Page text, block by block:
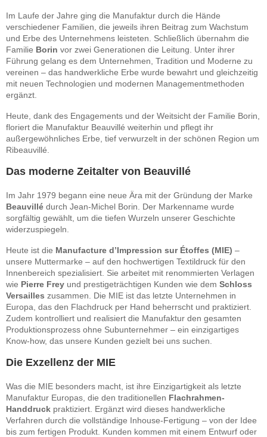
Im Laufe der Jahre ging die Manufaktur durch die Hände
verschiedener Familien, die jeweils ihren Beitrag zum Wachstum
und Erbe des Unternehmens leisteten. Schließlich übernahm die
Familie Borin vor zwei Generationen die Leitung. Unter ihrer
Führung gelang es dem Unternehmen, Tradition und Moderne zu
vereinen – das handwerkliche Erbe wurde bewahrt und gleichzeitig
mit neuen Technologien und modernen Managementmethoden
ergänzt.
Heute, dank des Engagements und der Weitsicht der Familie Borin,
floriert die Manufaktur Beauvillé weiterhin und pflegt ihr
außergewöhnliches Erbe, tief verwurzelt in der schönen Region um
Ribeauvillé.
Das moderne Zeitalter von Beauvillé
Im Jahr 1979 begann eine neue Ära mit der Gründung der Marke
Beauvillé durch Jean-Michel Borin. Der Markenname wurde
sorgfältig gewählt, um die tiefen Wurzeln unserer Geschichte
widerzuspiegeln.
Heute ist die Manufacture d’Impression sur Étoffes (MIE) –
unsere Muttermarke – auf den hochwertigen Textildruck für den
Innenbereich spezialisiert. Sie arbeitet mit renommierten Verlagen
wie Pierre Frey und prestigeträchtigen Kunden wie dem Schloss
Versailles zusammen. Die MIE ist das letzte Unternehmen in
Europa, das den Flachdruck per Hand beherrscht und praktiziert.
Zudem kontrolliert und realisiert die Manufaktur den gesamten
Produktionsprozess ohne Subunternehmer – ein einzigartiges
Know-how, das unsere Kunden gezielt bei uns suchen.
Die Exzellenz der MIE
Was die MIE besonders macht, ist ihre Einzigartigkeit als letzte
Manufaktur Europas, die den traditionellen Flachrahmen-
Handdruck praktiziert. Ergänzt wird dieses handwerkliche
Verfahren durch die vollständige Inhouse-Fertigung – von der Idee
bis zum fertigen Produkt. Kunden kommen mit einem Entwurf oder